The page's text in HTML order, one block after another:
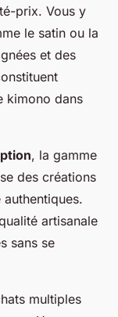
prix. Vous y
le satin ou la
et des
kimono dans
, la gamme
des créations
artisanale
sans se
multiples